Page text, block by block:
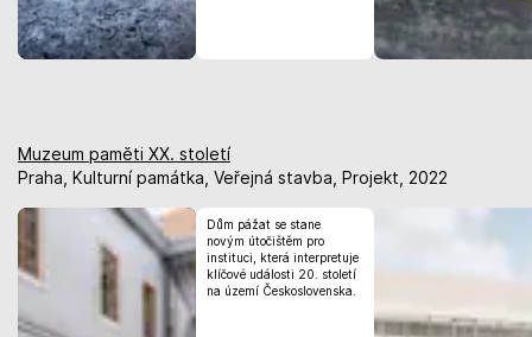
Muzeum paměti XX. století
Praha, Kulturní památka, Veřejná stavba, Projekt, 2022
Dům pážat se stane
novým útočištěm pro
instituci, která interpretuje
klíčové události 20. století
na území Československa.